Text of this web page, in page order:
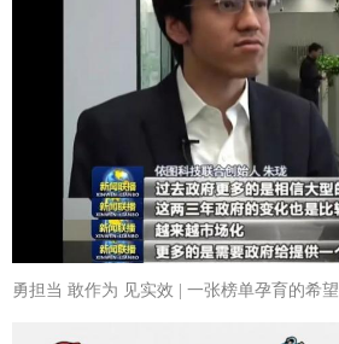
勇担当 敢作为 见实效 | 一张榜单孕育的希望